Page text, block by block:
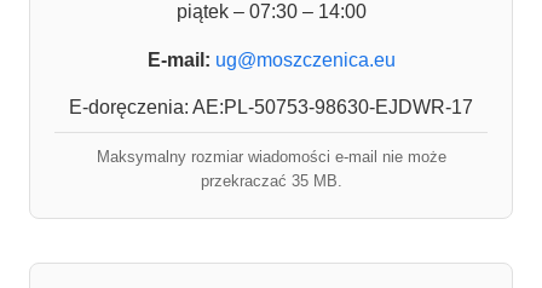
piątek – 07:30 – 14:00
E-mail: ug@moszczenica.eu
E-doręczenia: AE:PL-50753-98630-EJDWR-17
Maksymalny rozmiar wiadomości e-mail nie może
przekraczać 35 MB.